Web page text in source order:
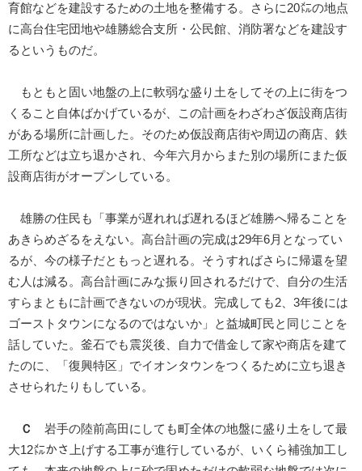
育館などを建設するための土地を整備する。さらに20㍍の地点
に高台住宅団地や雄勝総合支所・公民館、消防署などを建設す
るというものだ。
もともと固い地盤の上に軟弱な盛り土をしてその上に街をつ
くること自体ばかげているが、この計画をわざわざ仮設商店街
がある場所に計画した。そのため仮設商店街や周辺の商店、鉄
工所などは立ち退かされ、今年六月からまた別の場所にまた仮
設商店街がオープンしている。
雄勝の住民も「事業が遅れれば遅れるほど雄勝へ帰ることを
あきらめざるをえない。高台計画の完成は29年6月となってい
るが、今の様子だともっと遅れる。そうすればさらに帰還を望
む人は減る。高台計画にみな振り回されるだけで、自分の生活
すらまともに計画できないのが現状。完成しても2、3年後には
ゴーストタウンになるのではないか」と益城町民と同じことを
話していた。釜石でも震災後、自力で借金して家や商店を建て
たのに、「復興特区」でイオンタウンをつくるために立ち退き
させられたりもしている。
Ｃ
岩手の陸前高田にしても町全体の地盤に盛り土をして最
大12㍍かさ上げする工事が進行しているが、いくら補強加工し